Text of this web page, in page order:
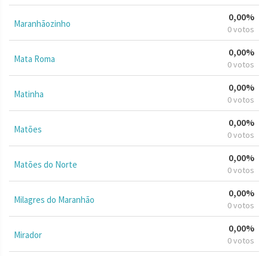
Maranhãozinho
0,00%
0 votos
Mata Roma
0,00%
0 votos
Matinha
0,00%
0 votos
Matões
0,00%
0 votos
Matões do Norte
0,00%
0 votos
Milagres do Maranhão
0,00%
0 votos
Mirador
0,00%
0 votos